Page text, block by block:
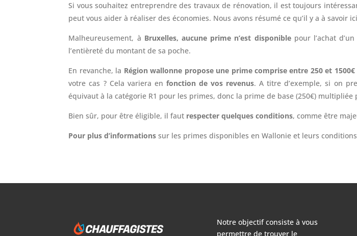
Si vous souhaitez entreprendre des travaux de rénovation, il est toujours
peut vous aider à réaliser des économies. Nous avons résumé ce qu’il y a à savoir
Malheureusement, à Bruxelles, aucune prime n’est disponiblepour l’achat
l’entièreté du montant de sa poche.
En revanche, la Région wallonne propose une prime comprise entre 250 et 1500€
votre cas ? Cela variera en fonction de vos revenus. A titre d’exemple, si on
équivaut à la catégorie R1 pour les primes, donc la prime de base (250€) multipliée
Bien sûr, pour être éligible, il faut respecter quelques conditions, comme être
Pour plus d’informations sur les primes disponibles en Wallonie et leurs
Notre objectif consiste à vous
permettre de trouver le